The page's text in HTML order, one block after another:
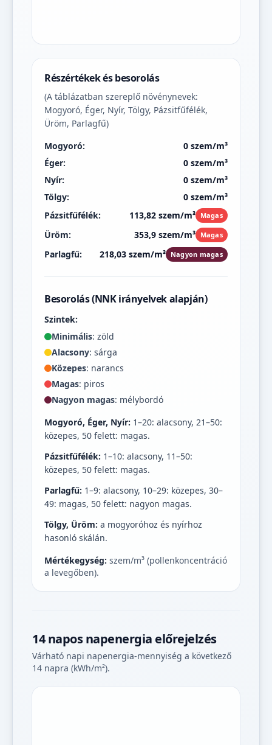
Részértékek és besorolás
(A táblázatban szereplő növénynevek:
Mogyoró, Éger, Nyír, Tölgy, Pázsitfűfélék,
Üröm, Parlagfű)
Mogyoró:
0 szem/m³
Éger:
0 szem/m³
Nyír:
0 szem/m³
Tölgy:
0 szem/m³
Pázsitfűfélék:
113,82 szem/m³ Magas
Üröm: 353,9 szem/m³ Magas
Parlagfű: 218,03 szem/m³ Nagyon magas
Besorolás (NNK irányelvek alapján)
Szintek:
Minimális: zöld
Alacsony: sárga
Közepes: narancs
Magas: piros
Nagyon magas: mélybordó
Mogyoró, Éger, Nyír: 1–20: alacsony, 21–50:
közepes, 50 felett: magas.
Pázsitfűfélék: 1–10: alacsony, 11–50:
közepes, 50 felett: magas.
Parlagfű: 1–9: alacsony, 10–29: közepes, 30–
49: magas, 50 felett: nagyon magas.
Tölgy, Üröm: a mogyoróhoz és nyírhoz
hasonló skálán.
Mértékegység: szem/m³ (pollenkoncentráció
a levegőben).
14 napos napenergia előrejelzés
Várható napi napenergia-mennyiség a következő
14 napra (kWh/m²).